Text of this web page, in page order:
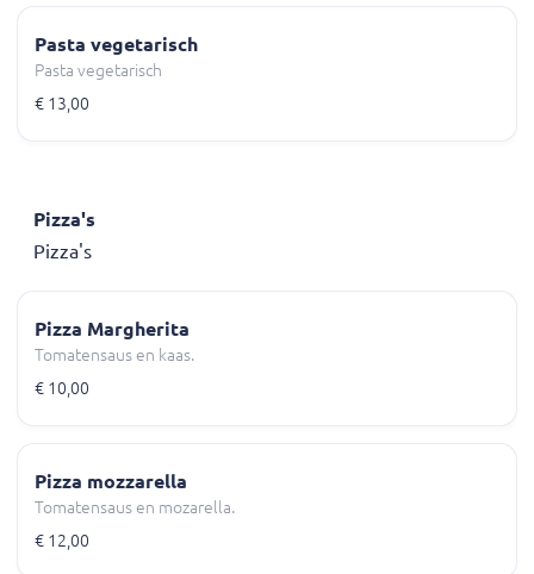
Pasta vegetarisch
Pasta vegetarisch
€ 13,00
Pizza's
Pizza's
Pizza Margherita
Tomatensaus en kaas.
€ 10,00
Pizza mozzarella
Tomatensaus en mozarella.
€ 12,00